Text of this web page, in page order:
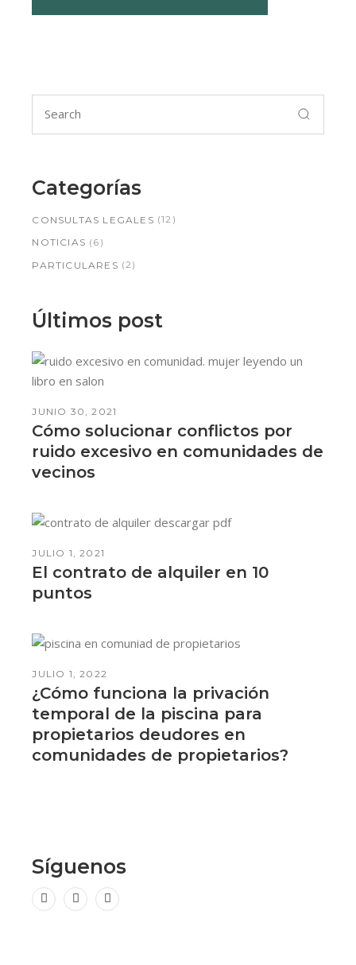
Categorías
CONSULTAS LEGALES (12)
NOTICIAS (6)
PARTICULARES (2)
Últimos post
JUNIO 30, 2021
Cómo solucionar conflictos por
ruido excesivo en comunidades de
vecinos
JULIO 1, 2021
El contrato de alquiler en 10
puntos
JULIO 1, 2022
¿Cómo funciona la privación
temporal de la piscina para
propietarios deudores en
comunidades de propietarios?
Síguenos